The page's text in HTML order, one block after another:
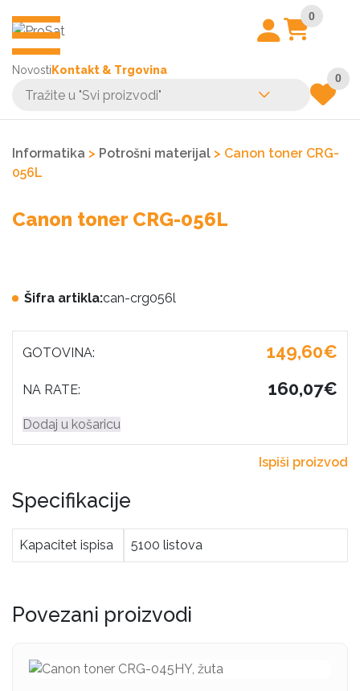
0
Novosti Kontakt & Trgovina
0
Informatika > Potrošni materijal > Canon toner CRG-
056L
Canon toner CRG-056L
Šifra artikla:can-crg056l
GOTOVINA: 149,60€
NA RATE: 160,07€
Dodaj u košaricu
Ispiši proizvod
Specifikacije
Kapacitet ispisa 5100 listova
Povezani proizvodi